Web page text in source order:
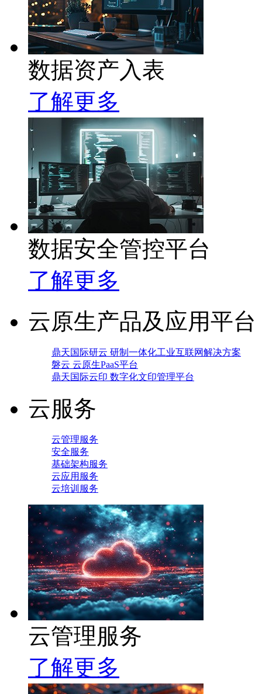
数据资产入表
了解更多
数据安全管控平台
了解更多
云原生产品及应用平台
鼎天国际研云 研制一体化工业互联网解决方案
磐云 云原生PaaS平台
鼎天国际云印 数字化文印管理平台
云服务
云管理服务
安全服务
基础架构服务
云应用服务
云培训服务
云管理服务
了解更多